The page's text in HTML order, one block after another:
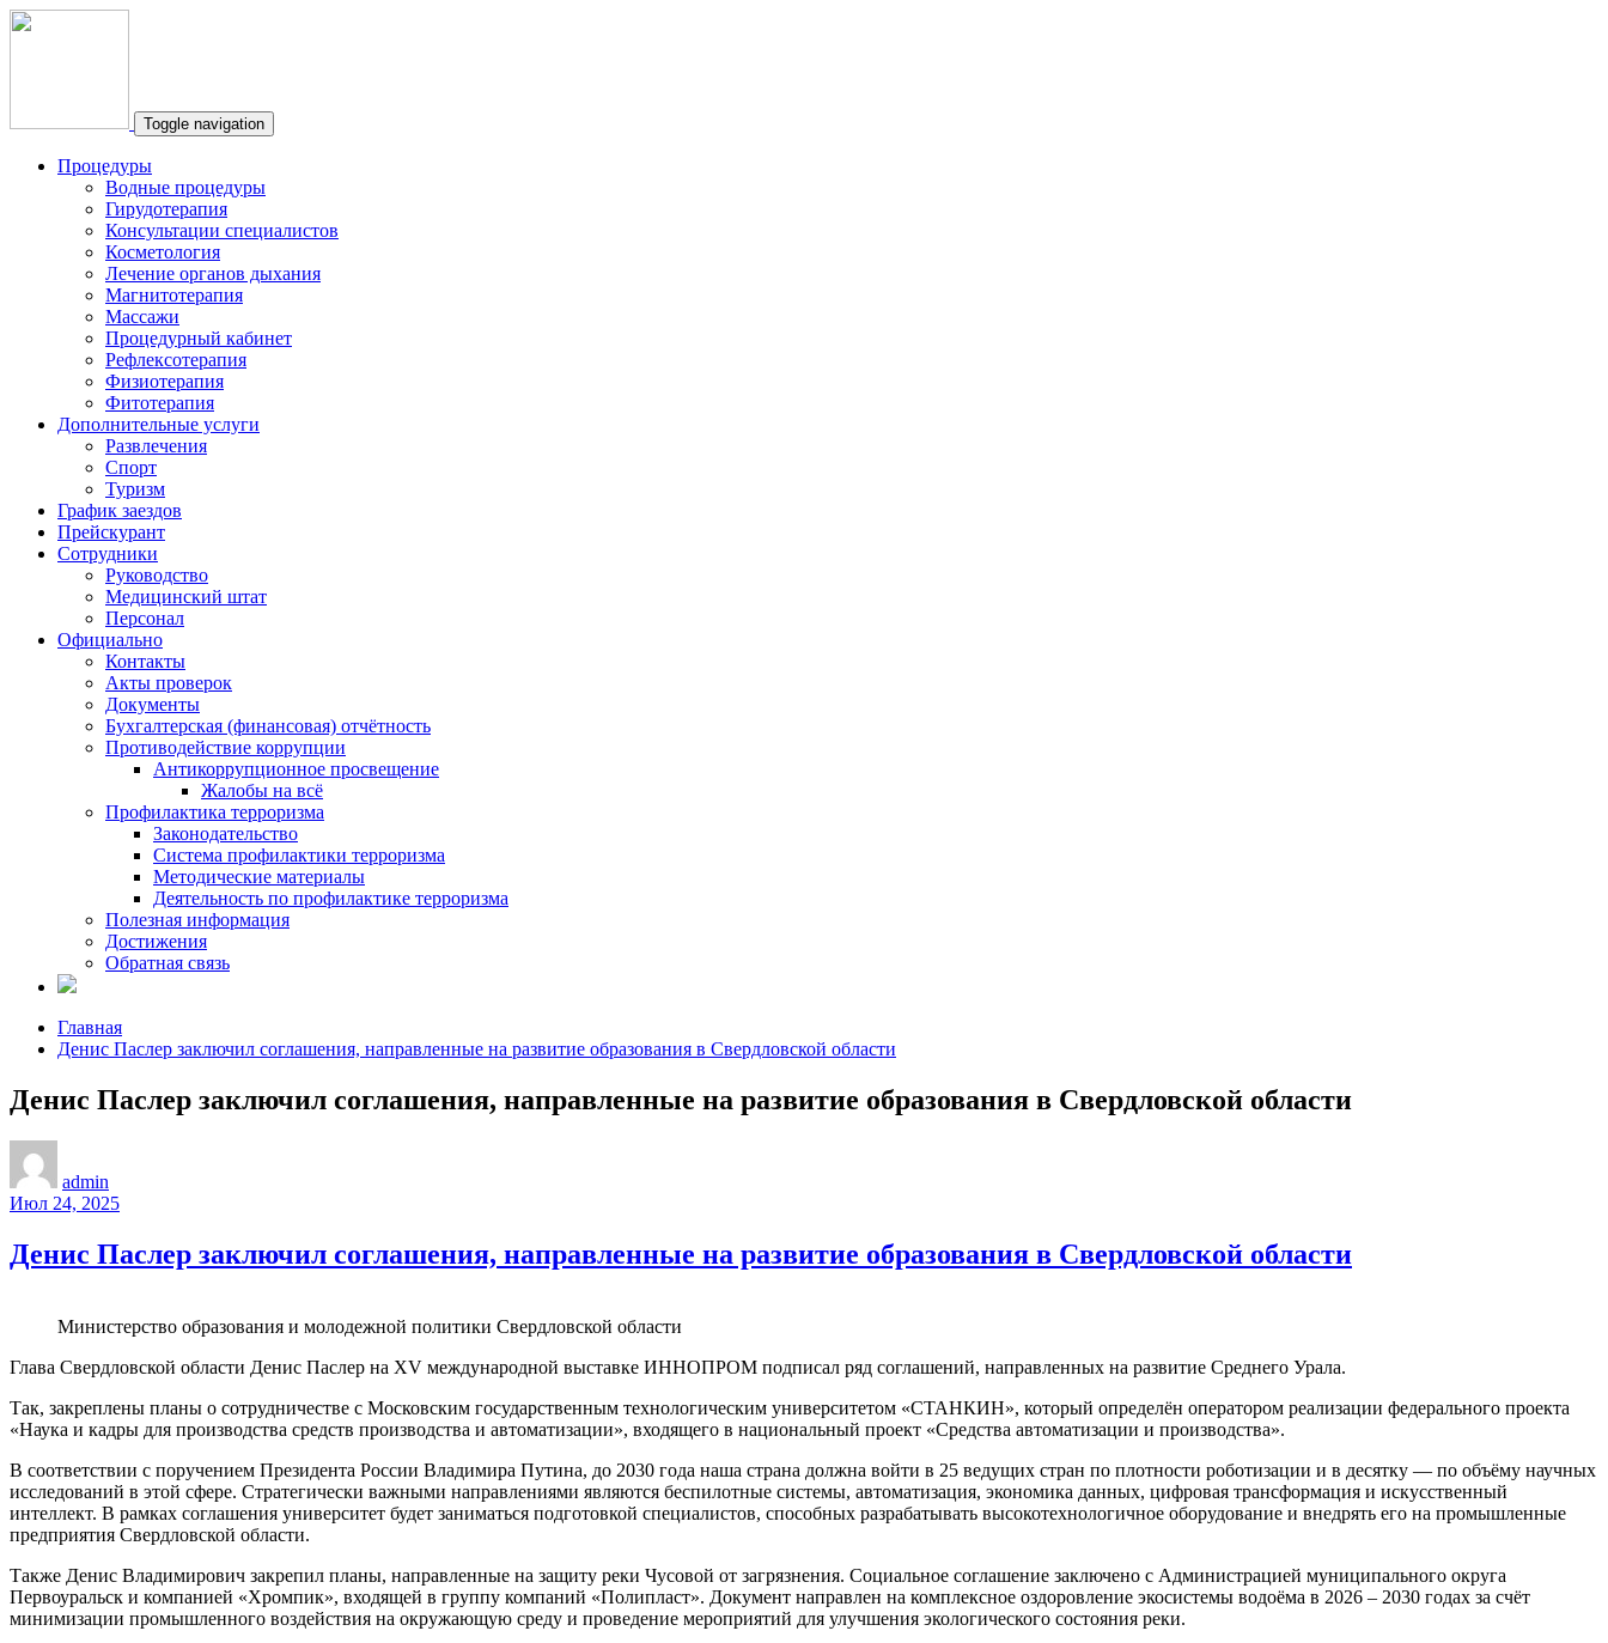
Toggle navigation
Процедуры
Водные процедуры
Гирудотерапия
Консультации специалистов
Косметология
Лечение органов дыхания
Магнитотерапия
Массажи
Процедурный кабинет
Рефлексотерапия
Физиотерапия
Фитотерапия
Дополнительные услуги
Развлечения
Спорт
Туризм
График заездов
Прейскурант
Сотрудники
Руководство
Медицинский штат
Персонал
Официально
Контакты
Акты проверок
Документы
Бухгалтерская (финансовая) отчётность
Противодействие коррупции
Антикоррупционное просвещение
Жалобы на всё
Профилактика терроризма
Законодательство
Система профилактики терроризма
Методические материалы
Деятельность по профилактике терроризма
Полезная информация
Достижения
Обратная связь
Главная
Денис Паслер заключил соглашения, направленные на развитие образования в Свердловской области
Денис Паслер заключил соглашения, направленные на развитие образования в Свердловской области
admin
Июл 24, 2025
Денис Паслер заключил соглашения, направленные на развитие образования в Свердловской области
Министерство образования и молодежной политики Свердловской области
Глава Свердловской области Денис Паслер на XV международной выставке ИННОПРОМ подписал ряд соглашений, направленных на развитие Среднего Урала.
Так, закреплены планы о сотрудничестве с Московским государственным технологическим университетом «СТАНКИН», который определён оператором реализации федерального проекта
«Наука и кадры для производства средств производства и автоматизации», входящего в национальный проект «Средства автоматизации и производства».
В соответствии с поручением Президента России Владимира Путина, до 2030 года наша страна должна войти в 25 ведущих стран по плотности роботизации и в десятку — по объёму научных
исследований в этой сфере. Стратегически важными направлениями являются беспилотные системы, автоматизация, экономика данных, цифровая трансформация и искусственный
интеллект. В рамках соглашения университет будет заниматься подготовкой специалистов, способных разрабатывать высокотехнологичное оборудование и внедрять его на промышленные
предприятия Свердловской области.
Также Денис Владимирович закрепил планы, направленные на защиту реки Чусовой от загрязнения. Социальное соглашение заключено с Администрацией муниципального округа
Первоуральск и компанией «Хромпик», входящей в группу компаний «Полипласт». Документ направлен на комплексное оздоровление экосистемы водоёма в 2026 – 2030 годах за счёт
минимизации промышленного воздействия на окружающую среду и проведение мероприятий для улучшения экологического состояния реки.